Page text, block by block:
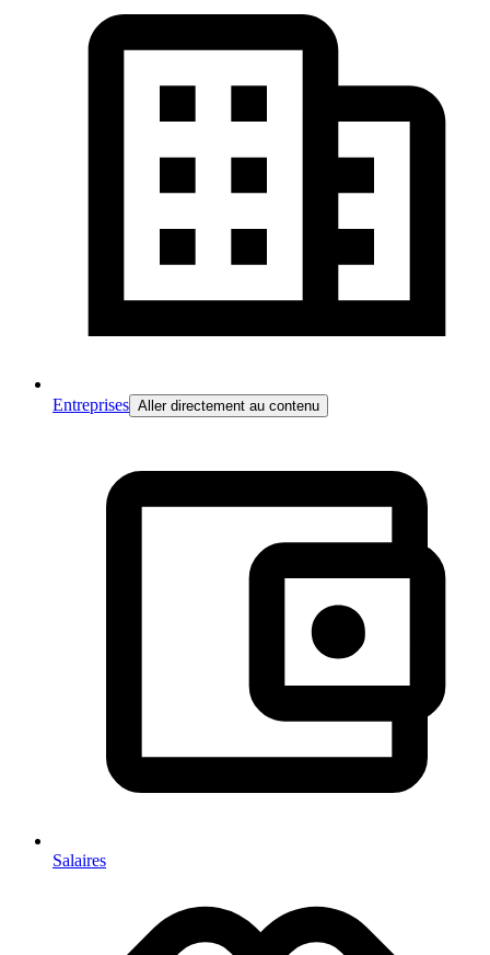
Entreprises Aller directement au contenu
Salaires